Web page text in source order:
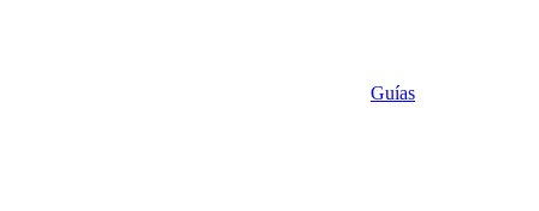
Guías